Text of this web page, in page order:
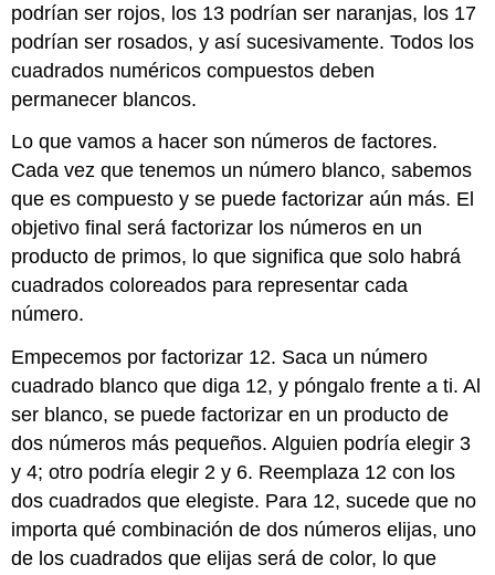
podrían ser rojos, los 13 podrían ser naranjas, los 17
podrían ser rosados, y así sucesivamente. Todos los
cuadrados numéricos compuestos deben
permanecer blancos.
Lo que vamos a hacer son números de factores.
Cada vez que tenemos un número blanco, sabemos
que es compuesto y se puede factorizar aún más. El
objetivo final será factorizar los números en un
producto de primos, lo que significa que solo habrá
cuadrados coloreados para representar cada
número.
Empecemos por factorizar 12. Saca un número
cuadrado blanco que diga 12, y póngalo frente a ti. Al
ser blanco, se puede factorizar en un producto de
dos números más pequeños. Alguien podría elegir 3
y 4; otro podría elegir 2 y 6. Reemplaza 12 con los
dos cuadrados que elegiste. Para 12, sucede que no
importa qué combinación de dos números elijas, uno
de los cuadrados que elijas será de color, lo que